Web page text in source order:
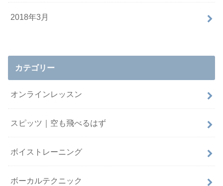
2018年3月
カテゴリー
オンラインレッスン
スピッツ｜空も飛べるはず
ボイストレーニング
ボーカルテクニック